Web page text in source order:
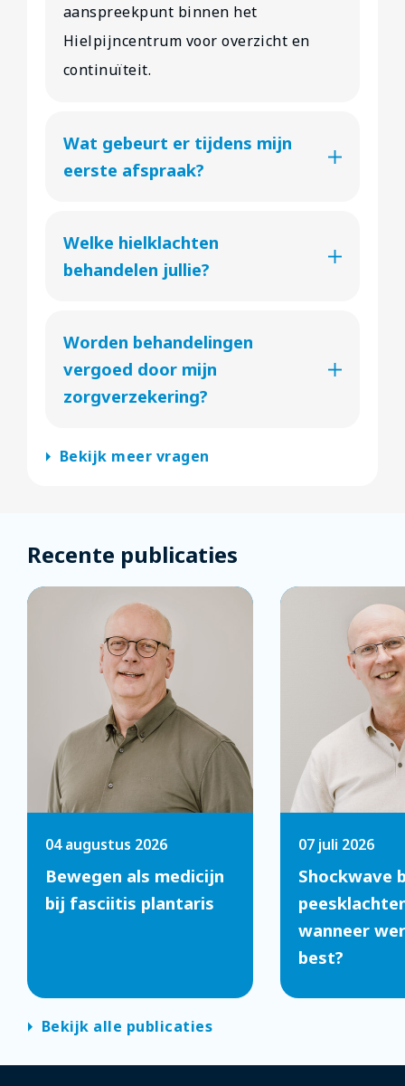
aanspreekpunt binnen het
Hielpijncentrum voor overzicht en
continuïteit.
Wat gebeurt er tijdens mijn
eerste afspraak?
Welke hielklachten
behandelen jullie?
Worden behandelingen
vergoed door mijn
zorgverzekering?
arrow_right Bekijk meer vragen
Recente publicaties
04 augustus 2026
Bewegen als medicijn
bij fasciitis plantaris
07 juli 2026
Shockwave
wanneer
best?
arrow_right Bekijk alle publicaties